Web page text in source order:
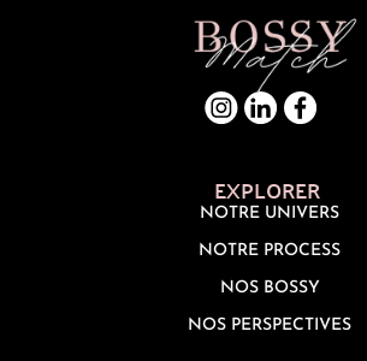
EXPLORER
NOTRE UNIVERS
NOTRE PROCESS
NOS BOSSY
NOS PERSPECTIVES